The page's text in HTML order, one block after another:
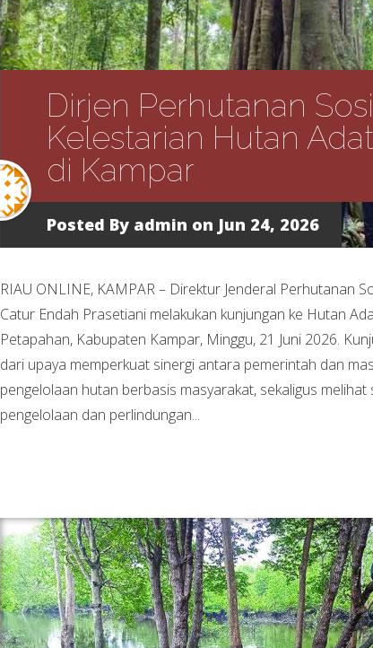
Dirjen Perhutanan
Kelestarian Hutan
di Kampar
Posted By admin on Jun 24, 2026
RIAU ONLINE, KAMPAR – Direktur Jenderal Perhutanan
Catur Endah Prasetiani melakukan kunjungan ke Hutan
Petapahan, Kabupaten Kampar, Minggu, 21 Juni 2026.
dari upaya memperkuat sinergi antara pemerintah dan
pengelolaan hutan berbasis masyarakat, sekaligus
pengelolaan dan perlindungan...